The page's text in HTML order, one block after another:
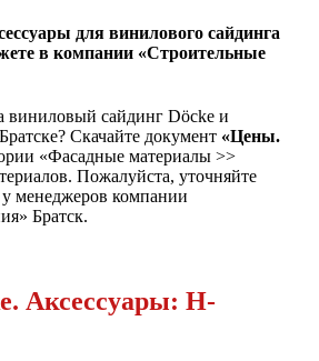
для винилового сайдинга
в компании «Строительные
виниловый сайдинг Döcke и
Скачайте документ «Цены.
«Фасадные материалы >>
Пожалуйста, уточняйте
менеджеров компании
Братск.
Аксессуары: H-